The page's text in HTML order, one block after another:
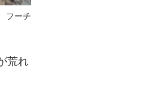
フーチ
荒れ